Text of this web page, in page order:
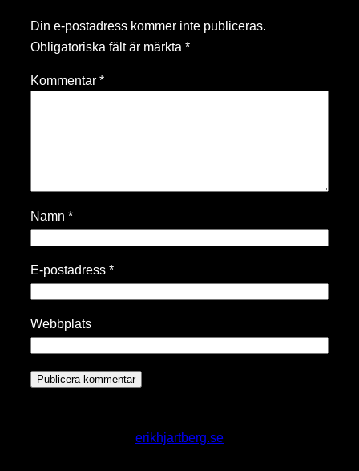
Din e-postadress kommer inte publiceras.
Obligatoriska fält är märkta *
Kommentar *
Namn *
E-postadress *
Webbplats
erikhjartberg.se